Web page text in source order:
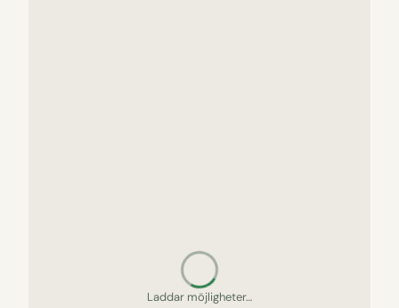
Letar upp gömda pärlor…